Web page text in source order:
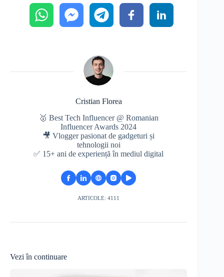
Cristian Florea
🥇 Best Tech Influencer @ Romanian
Influencer Awards 2024
🎥 Vlogger pasionat de gadgeturi și
tehnologii noi
✅ 15+ ani de experiență în mediul digital
ARTICOLE: 4111
Vezi în continuare